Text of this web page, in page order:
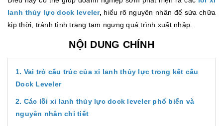
lanh thủy lực dock leveler, hiểu rõ nguyên nhân để sửa chữa
kịp thời, tránh tình trạng tạm ngưng quá trình xuất nhập.
NỘI DUNG CHÍNH
1. Vai trò cấu trúc của xi lanh thủy lực trong kết cấu
Dock Leveler
2. Các lỗi xi lanh thủy lực dock leveler phổ biến và
nguyên nhân chi tiết